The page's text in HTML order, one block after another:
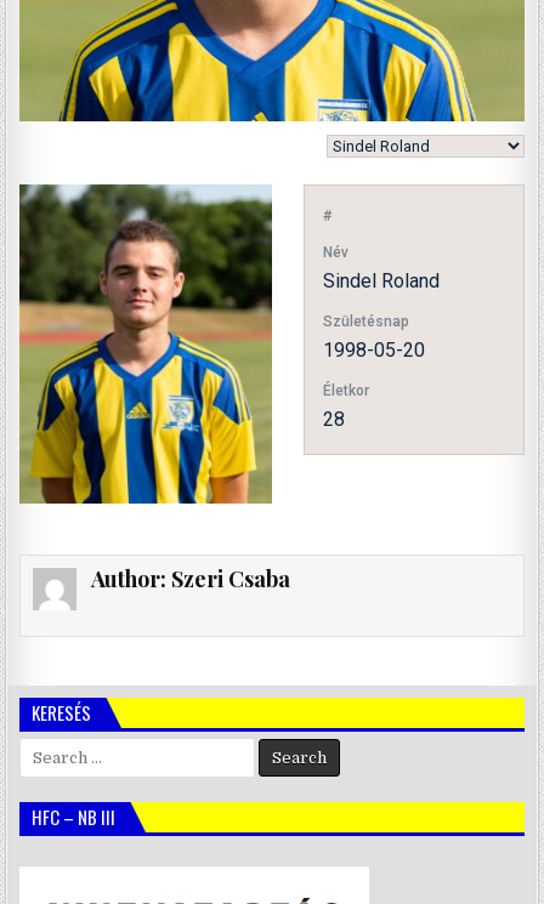
#
Név
Sindel Roland
Születésnap
1998-05-20
Életkor
28
Author: Szeri Csaba
KERESÉS
Search
for:
HFC – NB III